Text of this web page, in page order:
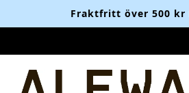
Fraktfritt över 500 kr